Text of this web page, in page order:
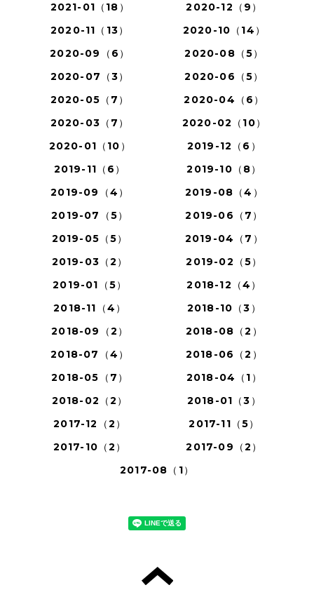
2021-01（18）
2020-12（9）
2020-11（13）
2020-10（14）
2020-09（6）
2020-08（5）
2020-07（3）
2020-06（5）
2020-05（7）
2020-04（6）
2020-03（7）
2020-02（10）
2020-01（10）
2019-12（6）
2019-11（6）
2019-10（8）
2019-09（4）
2019-08（4）
2019-07（5）
2019-06（7）
2019-05（5）
2019-04（7）
2019-03（2）
2019-02（5）
2019-01（5）
2018-12（4）
2018-11（4）
2018-10（3）
2018-09（2）
2018-08（2）
2018-07（4）
2018-06（2）
2018-05（7）
2018-04（1）
2018-02（2）
2018-01（3）
2017-12（2）
2017-11（5）
2017-10（2）
2017-09（2）
2017-08（1）